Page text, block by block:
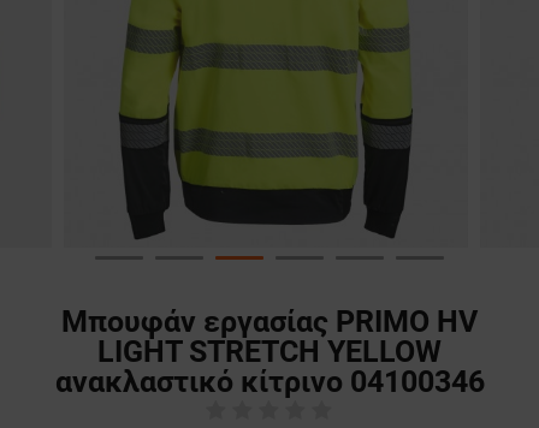
Μπουφάν εργασίας PRIMO HV
LIGHT STRETCH YELLOW
ανακλαστικό κίτρινο 04100346